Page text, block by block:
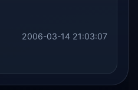
2006-03-14 21:03:07